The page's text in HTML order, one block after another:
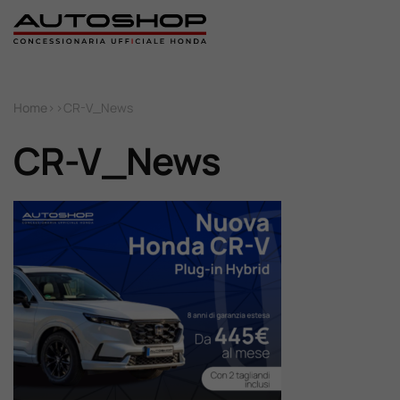
Nuovo
Usato
Promozioni
Assistenza
Ricambi
Home > > CR-V_News
CR-V_News